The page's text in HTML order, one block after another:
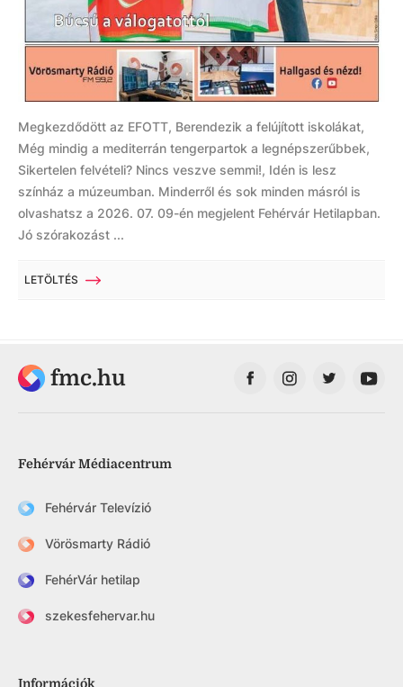
Megkezdődött az EFOTT, Berendezik a felújított iskolákat,
Még mindig a mediterrán tengerpartok a legnépszerűbbek,
Sikertelen felvételi? Nincs veszve semmi!, Idén is lesz
színház a múzeumban. Minderről és sok minden másról is
olvashatsz a 2026. 07. 09-én megjelent Fehérvár Hetilapban.
Jó szórakozást ...
LETÖLTÉS
fmc.hu
Fehérvár Médiacentrum
Fehérvár Televízió
Vörösmarty Rádió
FehérVár hetilap
szekesfehervar.hu
Információk